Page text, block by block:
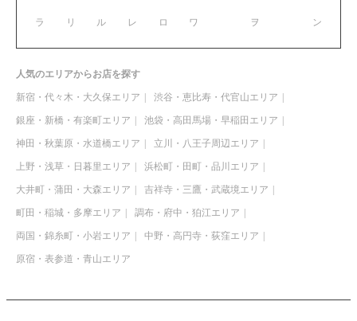
ラ リ ル レ ロ ワ ヲ ン
人気のエリアからお店を探す
新宿・代々木・大久保エリア 渋谷・恵比寿・代官山エリア
銀座・新橋・有楽町エリア 池袋・高田馬場・早稲田エリア
神田・秋葉原・水道橋エリア 立川・八王子周辺エリア
上野・浅草・日暮里エリア 浜松町・田町・品川エリア
大井町・蒲田・大森エリア 吉祥寺・三鷹・武蔵境エリア
町田・稲城・多摩エリア 調布・府中・狛江エリア
両国・錦糸町・小岩エリア 中野・高円寺・荻窪エリア
原宿・表参道・青山エリア